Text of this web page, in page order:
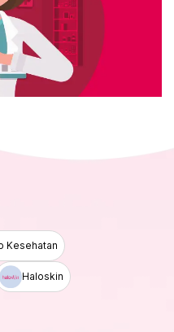
Kesehatan
Haloskin